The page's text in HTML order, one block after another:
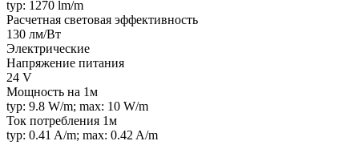
typ: 1270 lm/m
Расчетная световая эффективность
130 лм/Вт
Электрические
Напряжение питания
24 V
Мощность на 1м
typ: 9.8 W/m; max: 10 W/m
Ток потребления 1м
typ: 0.41 A/m; max: 0.42 A/m